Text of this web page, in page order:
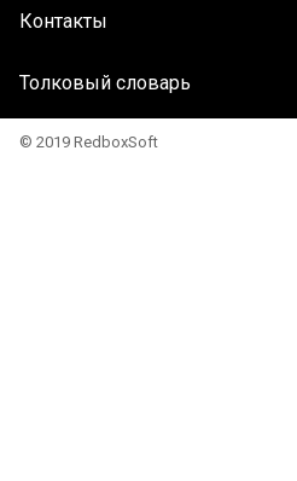
Контакты
Толковый словарь
© 2019 RedboxSoft